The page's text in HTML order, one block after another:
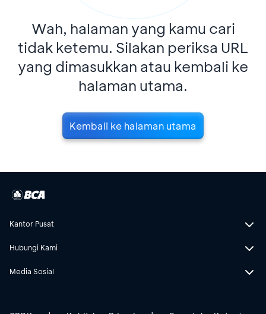
Wah, halaman yang kamu cari
tidak ketemu. Silakan periksa URL
yang dimasukkan atau kembali ke
halaman utama.
Kembali ke halaman utama
Kantor Pusat
Hubungi Kami
Media Sosial